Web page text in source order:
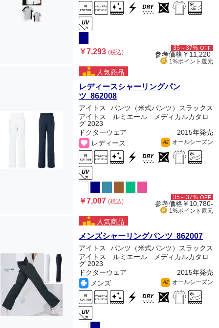
￥7,293(税込)
35～37% OFF
参考価格￥11,220-
1%ポイント 還元
人気商品
レディースシャーリングパン
ツ 862008
アイトス
パンツ（米式パンツ）スラックス
アイトス ルミエール メディカルカタロ
グ 2023
ドクターウェア
2015年発売
レディース
All オールシーズン
￥7,007(税込)
35～37% OFF
参考価格￥10,780-
1%ポイント 還元
人気商品
メンズシャーリングパンツ 862007
アイトス
パンツ（米式パンツ）スラックス
アイトス ルミエール メディカルカタロ
グ 2023
ドクターウェア
2015年発売
メンズ
All オールシーズン